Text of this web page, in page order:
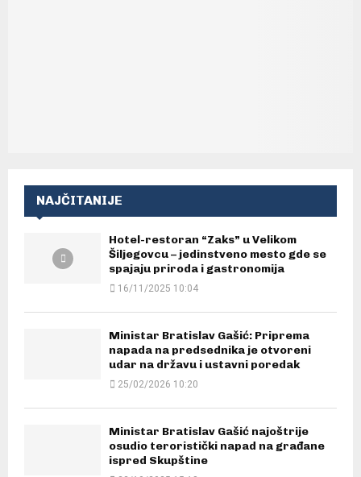
NAJČITANIJE
Hotel-restoran “Zaks” u Velikom
Šiljegovcu – jedinstveno mesto gde se
spajaju priroda i gastronomija
16/11/2025 10:04
Ministar Bratislav Gašić: Priprema
napada na predsednika je otvoreni
udar na državu i ustavni poredak
25/02/2026 10:20
Ministar Bratislav Gašić najoštrije
osudio teroristički napad na građane
ispred Skupštine